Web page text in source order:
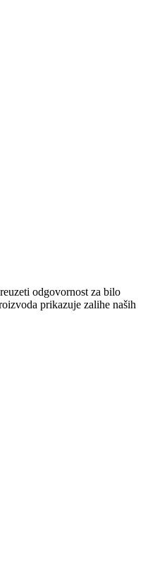
odgovornost za bilo
prikazuje zalihe naših